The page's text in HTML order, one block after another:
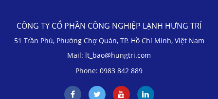
CÔNG TY CỔ PHẦN CÔNG NGHIỆP LẠNH HƯNG TRÍ
51 Trần Phú, Phường Chợ Quán, TP. Hồ Chí Minh, Việt Nam
Mail: lt_bao@hungtri.com
Phone: 0983 842 889